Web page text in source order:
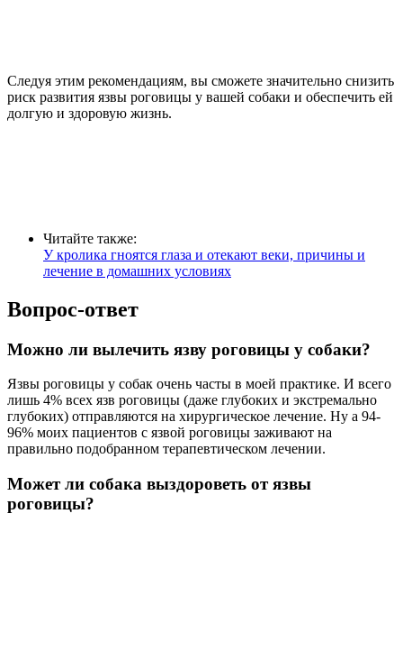
Следуя этим рекомендациям, вы сможете значительно снизить
риск развития язвы роговицы у вашей собаки и обеспечить ей
долгую и здоровую жизнь.
Читайте также:
У кролика гноятся глаза и отекают веки, причины и
лечение в домашних условиях
Вопрос-ответ
Можно ли вылечить язву роговицы у собаки?
Язвы роговицы у собак очень часты в моей практике. И всего
лишь 4% всех язв роговицы (даже глубоких и экстремально
глубоких) отправляются на хирургическое лечение. Ну а 94-
96% моих пациентов с язвой роговицы заживают на
правильно подобранном терапевтическом лечении.
Может ли собака выздороветь от язвы
роговицы?